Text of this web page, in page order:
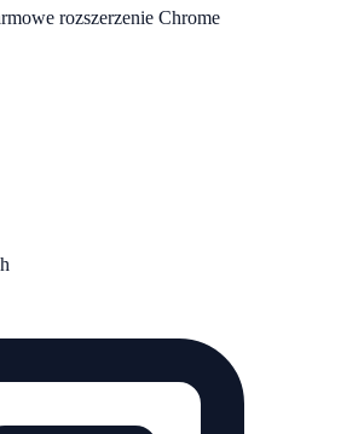
rozszerzenie Chrome